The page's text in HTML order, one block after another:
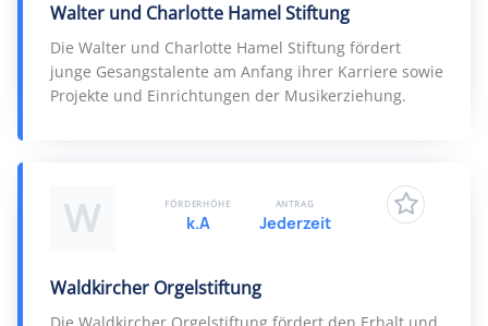
Walter und Charlotte Hamel Stiftung
Die Walter und Charlotte Hamel Stiftung fördert
junge Gesangstalente am Anfang ihrer Karriere sowie
Projekte und Einrichtungen der Musikerziehung.
W
Waldkircher Orgelstiftung
FÖRDERHÖHE
k.A
ANTRAG
Jederzeit